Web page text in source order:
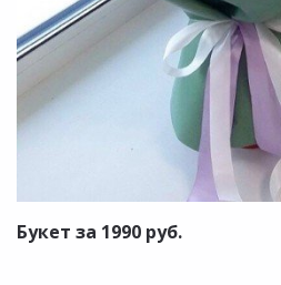
Букет за 1990 руб.